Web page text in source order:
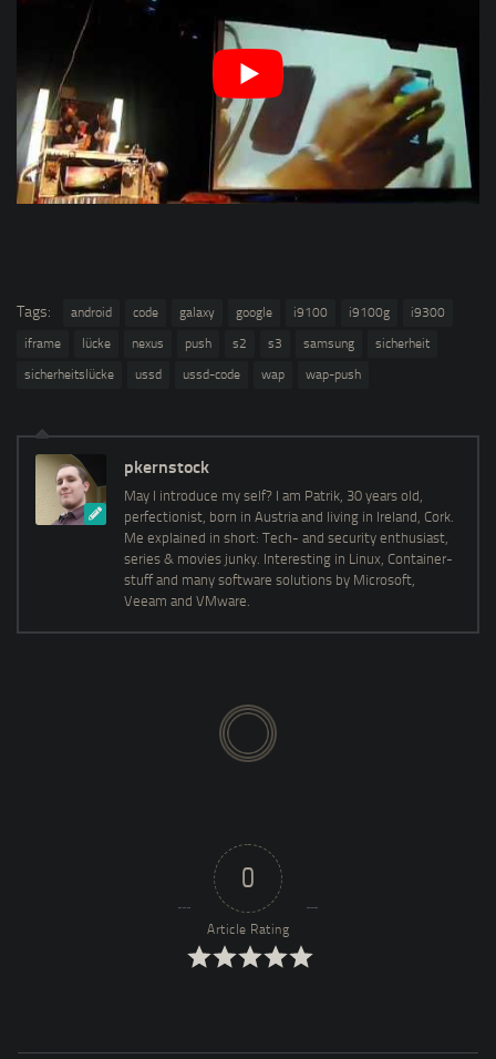
Tags: android code galaxy google i9100 i9100g
i9300
iframe
lücke nexus push s2 s3 samsung
sicherheit
sicherheitslücke
ussd ussd-code wap wap-push
pkernstock
May I introduce my self? I am Patrik, 30 years old,
perfectionist, born in Austria and living in Ireland, Cork.
Me explained in short: Tech- and security enthusiast,
series & movies junky. Interesting in Linux, Container-
stuff and many software solutions by Microsoft,
Veeam and VMware.
0
Article Rating